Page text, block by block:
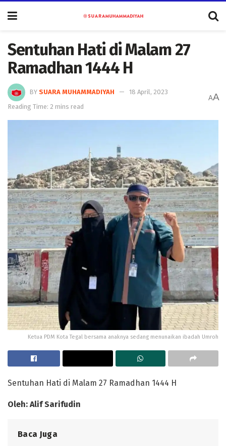
Sentuhan Hati di Malam 27
Ramadhan 1444 H
BY SUARA MUHAMMADIYAH
18 April, 2023
Reading Time: 2 mins read
AA
Ketua PDM Kota Tegal bersama anaknya sedang menunaikan ibadah Umroh
Sentuhan Hati di Malam 27 Ramadhan 1444 H
Oleh: Alif Sarifudin
Baca Juga